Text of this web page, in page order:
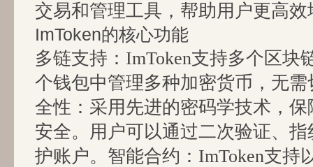
交易和管理工具，帮助用户更高
ImToken的核心功能
多链支持：ImToken支持多个区块
个钱包中管理多种加密货币，无
全性：采用先进的密码学技术，
安全。用户可以通过二次验证、
护账户。智能合约：ImToken支持